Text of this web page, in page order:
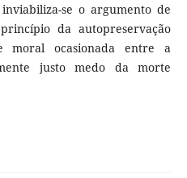
se o argumento de
da autopreservação
moral ocasionada entre a
justo medo da morte